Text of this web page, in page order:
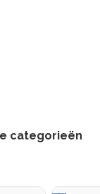
categorieën